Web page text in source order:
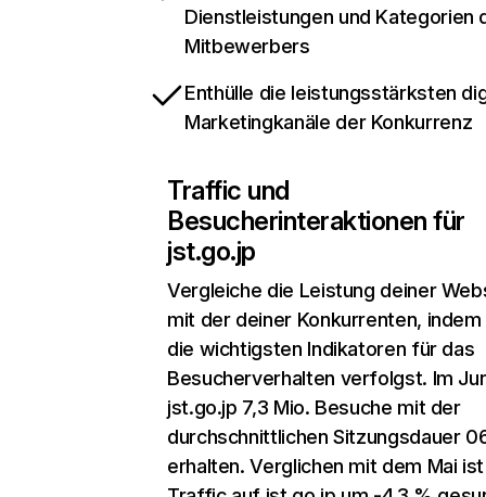
Dienstleistungen und Kategorien
Mitbewerbers
Enthülle die leistungsstärksten
Marketingkanäle der Konkurrenz
Traffic und
Besucherinteraktionen für
jst.go.jp
Vergleiche die Leistung deiner
mit der deiner Konkurrenten, indem
die wichtigsten Indikatoren für das
Besucherverhalten verfolgst. Im
jst.go.jp 7,3 Mio. Besuche mit der
durchschnittlichen Sitzungsdauer
erhalten. Verglichen mit dem Mai